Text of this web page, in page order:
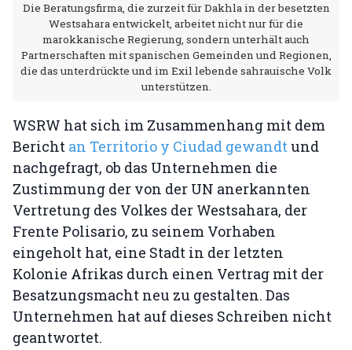
Die Beratungsfirma, die zurzeit für Dakhla in der besetzten
Westsahara entwickelt, arbeitet nicht nur für die
marokkanische Regierung, sondern unterhält auch
Partnerschaften mit spanischen Gemeinden und Regionen,
die das unterdrückte und im Exil lebende sahrauische Volk
unterstützen.
WSRW hat sich im Zusammenhang mit dem
Bericht an Territorio y Ciudad gewandt und
nachgefragt, ob das Unternehmen die
Zustimmung der von der UN anerkannten
Vertretung des Volkes der Westsahara, der
Frente Polisario, zu seinem Vorhaben
eingeholt hat, eine Stadt in der letzten
Kolonie Afrikas durch einen Vertrag mit der
Besatzungsmacht neu zu gestalten. Das
Unternehmen hat auf dieses Schreiben nicht
geantwortet.